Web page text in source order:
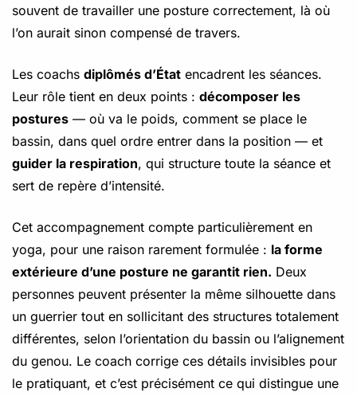
souvent de travailler une posture correctement, là où
l’on aurait sinon compensé de travers.
Les coachs diplômés d’État encadrent les séances.
Leur rôle tient en deux points : décomposer les
postures — où va le poids, comment se place le
bassin, dans quel ordre entrer dans la position — et
guider la respiration, qui structure toute la séance et
sert de repère d’intensité.
Cet accompagnement compte particulièrement en
yoga, pour une raison rarement formulée : la forme
extérieure d’une posture ne garantit rien. Deux
personnes peuvent présenter la même silhouette dans
un guerrier tout en sollicitant des structures totalement
différentes, selon l’orientation du bassin ou l’alignement
du genou. Le coach corrige ces détails invisibles pour
le pratiquant, et c’est précisément ce qui distingue une